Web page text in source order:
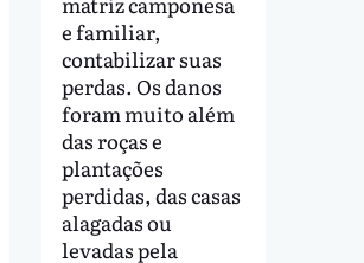
e familiar,
contabilizar suas
perdas. Os danos
foram muito além
das roças e
plantações
perdidas, das casas
alagadas ou
levadas pela